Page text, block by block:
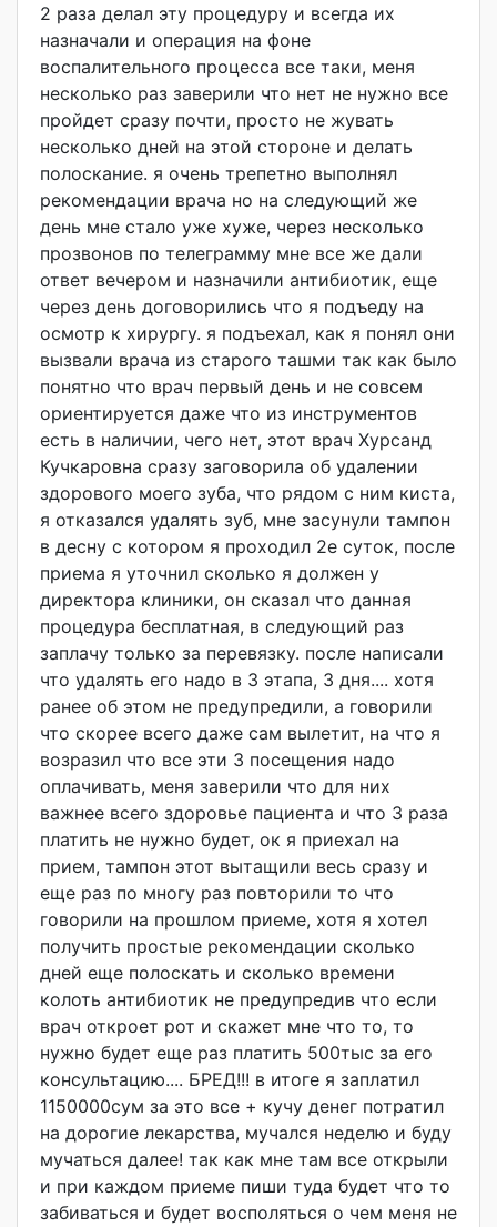
2 раза делал эту процедуру и всегда их
назначали и операция на фоне
воспалительного процесса все таки, меня
несколько раз заверили что нет не нужно все
пройдет сразу почти, просто не жувать
несколько дней на этой стороне и делать
полоскание. я очень трепетно выполнял
рекомендации врача но на следующий же
день мне стало уже хуже, через несколько
прозвонов по телеграмму мне все же дали
ответ вечером и назначили антибиотик, еще
через день договорились что я подъеду на
осмотр к хирургу. я подъехал, как я понял они
вызвали врача из старого ташми так как было
понятно что врач первый день и не совсем
ориентируется даже что из инструментов
есть в наличии, чего нет, этот врач Хурсанд
Кучкаровна сразу заговорила об удалении
здорового моего зуба, что рядом с ним киста,
я отказался удалять зуб, мне засунули тампон
в десну с котором я проходил 2е суток, после
приема я уточнил сколько я должен у
директора клиники, он сказал что данная
процедура бесплатная, в следующий раз
заплачу только за перевязку. после написали
что удалять его надо в 3 этапа, 3 дня.... хотя
ранее об этом не предупредили, а говорили
что скорее всего даже сам вылетит, на что я
возразил что все эти 3 посещения надо
оплачивать, меня заверили что для них
важнее всего здоровье пациента и что 3 раза
платить не нужно будет, ок я приехал на
прием, тампон этот вытащили весь сразу и
еще раз по многу раз повторили то что
говорили на прошлом приеме, хотя я хотел
получить простые рекомендации сколько
дней еще полоскать и сколько времени
колоть антибиотик не предупредив что если
врач откроет рот и скажет мне что то, то
нужно будет еще раз платить 500тыс за его
консультацию.... БРЕД!!! в итоге я заплатил
1150000сум за это все + кучу денег потратил
на дорогие лекарства, мучался неделю и буду
мучаться далее! так как мне там все открыли
и при каждом приеме пиши туда будет что то
забиваться и будет восполяться о чем меня не